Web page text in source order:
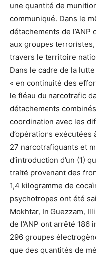
une quantité de
communiqué. Dans le
détachements de
aux groupes
travers le territoire
Dans le cadre de la
« en continuité des
le fléau du narcotrafic
détachements
coordination avec les
d’opérations
27 narcotrafiquants et
d’introduction d’un (1)
traité provenant des
1,4 kilogramme de
psychotropes ont été
Mokhtar, In Guezzam,
de l’ANP ont arrêté
296 groupes
que des quantités de